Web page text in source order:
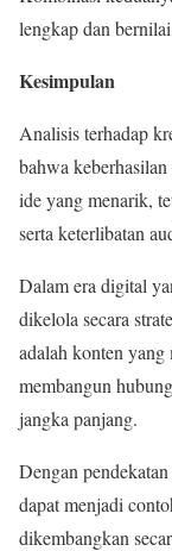
lengkap dan
Kesimpulan
Analisis terhadap
bahwa
ide yang menarik,
serta keterlibatan
Dalam era digital
dikelola secara
adalah konten yang
membangun
jangka panjang.
Dengan
dapat menjadi
dikembangkan